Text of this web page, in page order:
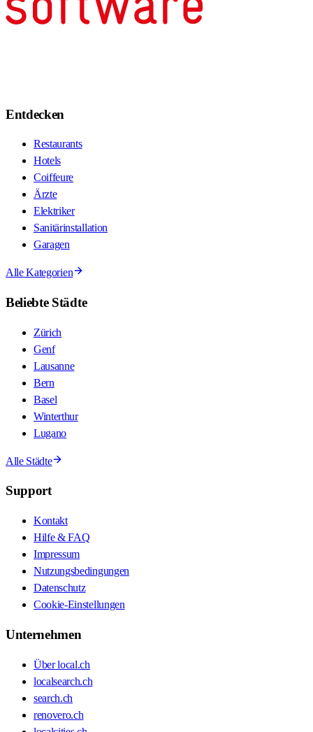
Entdecken
Restaurants
Hotels
Coiffeure
Ärzte
Elektriker
Sanitärinstallation
Garagen
Alle Kategorien
Beliebte Städte
Zürich
Genf
Lausanne
Bern
Basel
Winterthur
Lugano
Alle Städte
Support
Kontakt
Hilfe & FAQ
Impressum
Nutzungsbedingungen
Datenschutz
Cookie-Einstellungen
Unternehmen
Über local.ch
localsearch.ch
search.ch
renovero.ch